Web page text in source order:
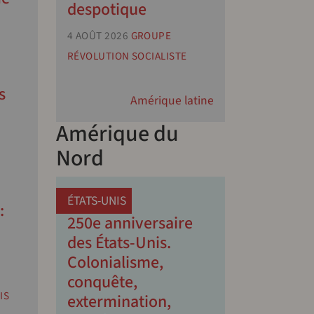
despotique
4 AOÛT 2026 GROUPE
RÉVOLUTION SOCIALISTE
Amérique latine
Amérique du
Nord
ÉTATS-UNIS
250e anniversaire
des États-Unis.
Colonialisme,
conquête,
extermination,